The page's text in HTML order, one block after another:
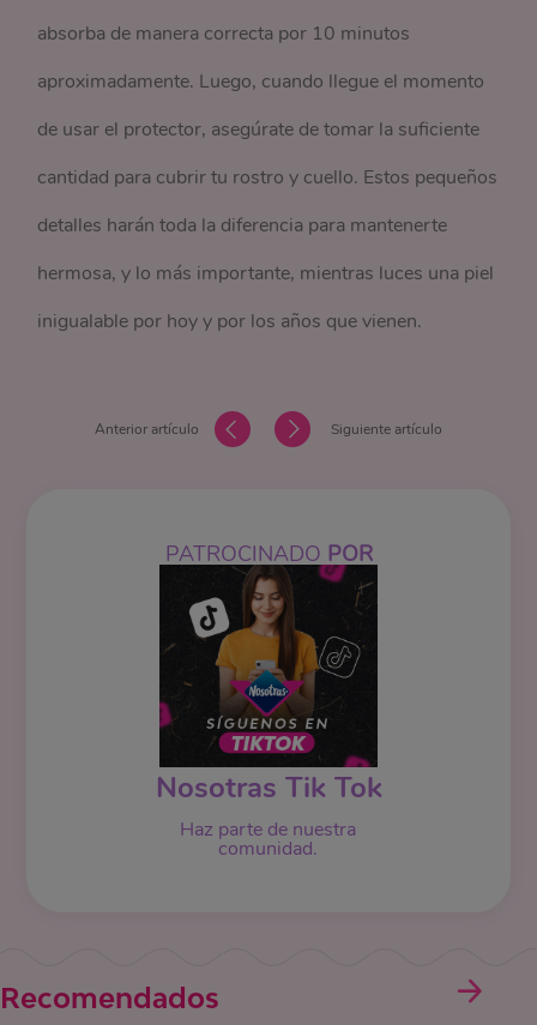
absorba de manera correcta por 10 minutos
aproximadamente. Luego, cuando llegue el momento
de usar el protector, asegúrate de tomar la suficiente
cantidad para cubrir tu rostro y cuello. Estos pequeños
detalles harán toda la diferencia para mantenerte
hermosa, y lo más importante, mientras luces una piel
inigualable por hoy y por los años que vienen.
Anterior artículo Siguiente artículo
PATROCINADO POR
Nosotras Tik Tok
Haz parte de nuestra
comunidad.
Recomendados